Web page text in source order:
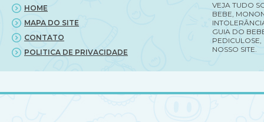
HOME
MAPA DO SITE
CONTATO
POLITICA DE PRIVACIDADE
VEJA TUDO
BEBE,
GUIA DO
PEDICULOSE,
NOSSO SITE.